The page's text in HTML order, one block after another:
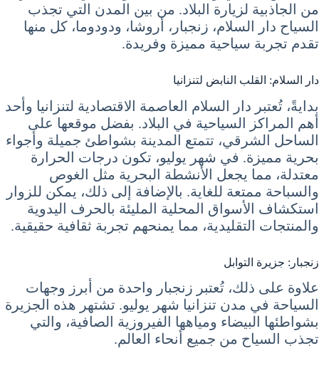
من الجاذبية لزيارة البلاد. من بين المدن التي تجذب
السياح دار السلام، زنجبار، أروشا، ودودوما، كل منها
تقدم تجربة سياحية مميزة وفريدة.
دار السلام: القلب النابض لتنزانيا
بدايةً، تُعتبر دار السلام العاصمة الاقتصادية لتنزانيا وأحد
أهم المراكز السياحية في البلاد. بفضل موقعها على
الساحل الشرقي، تتمتع المدينة بشواطئ جميلة وأجواء
بحرية مميزة. في شهر يوليو، تكون درجات الحرارة
معتدلة، مما يجعل الأنشطة البحرية مثل الغوص
والسباحة ممتعة للغاية. بالإضافة إلى ذلك، يمكن للزوار
استكشاف الأسواق المحلية المليئة بالحرف اليدوية
والمنتجات التقليدية، مما يمنحهم تجربة ثقافية حقيقية.
زنجبار: جزيرة التوابل
علاوة على ذلك، تُعتبر زنجبار واحدة من أبرز وجهات
السياحة في مدن تنزانيا شهر يوليو. تشتهر هذه الجزيرة
بشواطئها البيضاء ومياهها الفيروزية الصافية، والتي
تجذب السياح من جميع أنحاء العالم.